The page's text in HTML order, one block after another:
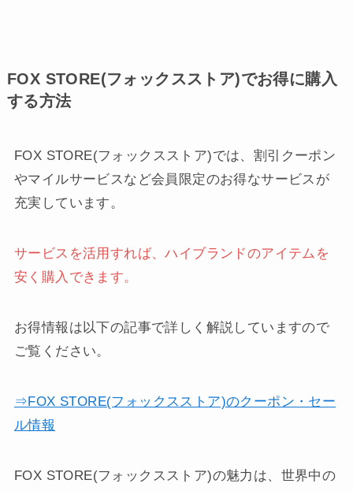
FOX STORE(フォックスストア)でお得に購入
する方法
FOX STORE(フォックスストア)では、割引クーポン
やマイルサービスなど会員限定のお得なサービスが
充実しています。
サービスを活用すれば、ハイブランドのアイテムを
安く購入できます。
お得情報は以下の記事で詳しく解説していますので
ご覧ください。
⇒FOX STORE(フォックスストア)のクーポン・セー
ル情報
FOX STORE(フォックスストア)の魅力は、世界中の